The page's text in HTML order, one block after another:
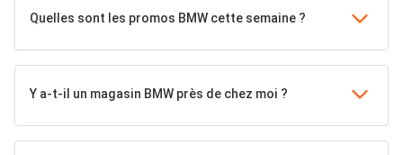
Quelles sont les promos BMW cette semaine ?
Y a-t-il un magasin BMW près de chez moi ?